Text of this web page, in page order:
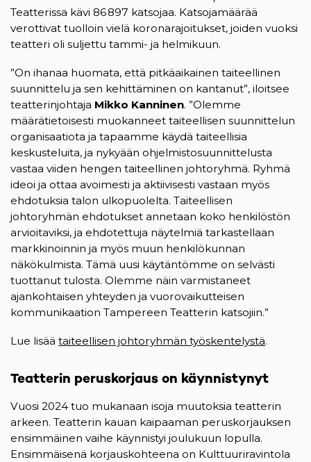
Teatterissa kävi 86 897 katsojaa. Katsojamäärää
verottivat tuolloin vielä koronarajoitukset, joiden vuoksi
teatteri oli suljettu tammi- ja helmikuun.
”On ihanaa huomata, että pitkäaikainen taiteellinen
suunnittelu ja sen kehittäminen on kantanut”, iloitsee
teatterinjohtaja Mikko Kanninen. ”Olemme
määrätietoisesti muokanneet taiteellisen suunnittelun
organisaatiota ja tapaamme käydä taiteellisia
keskusteluita, ja nykyään ohjelmistosuunnittelusta
vastaa viiden hengen taiteellinen johtoryhmä. Ryhmä
ideoi ja ottaa avoimesti ja aktiivisesti vastaan myös
ehdotuksia talon ulkopuolelta. Taiteellisen
johtoryhmän ehdotukset annetaan koko henkilöstön
arvioitaviksi, ja ehdotettuja näytelmiä tarkastellaan
markkinoinnin ja myös muun henkilökunnan
näkökulmista. Tämä uusi käytäntömme on selvästi
tuottanut tulosta. Olemme näin varmistaneet
ajankohtaisen yhteyden ja vuorovaikutteisen
kommunikaation Tampereen Teatterin katsojiin.”
Lue lisää taiteellisen johtoryhmän työskentelystä(opens
.
Teatterin peruskorjaus on käynnistynyt
Vuosi 2024 tuo mukanaan isoja muutoksia teatterin
arkeen. Teatterin kauan kaipaaman peruskorjauksen
ensimmäinen vaihe käynnistyi joulukuun lopulla.
Ensimmäisenä korjauskohteena on Kulttuuriravintola